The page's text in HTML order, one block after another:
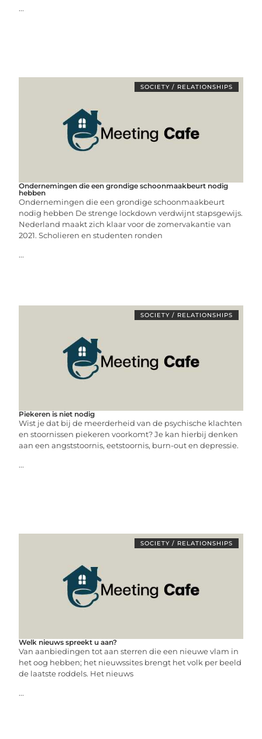
...
SOCIETY / RELATIONSHIPS
Ondernemingen die een grondige schoonmaakbeurt nodig
hebben
Ondernemingen die een grondige schoonmaakbeurt
nodig hebben De strenge lockdown verdwijnt stapsgewijs.
Nederland maakt zich klaar voor de zomervakantie van
2021. Scholieren en studenten ronden
...
SOCIETY / RELATIONSHIPS
Piekeren is niet nodig
Wist je dat bij de meerderheid van de psychische klachten
en stoornissen piekeren voorkomt? Je kan hierbij denken
aan een angststoornis, eetstoornis, burn-out en depressie.
...
SOCIETY / RELATIONSHIPS
Welk nieuws spreekt u aan?
Van aanbiedingen tot aan sterren die een nieuwe vlam in
het oog hebben; het nieuwssites brengt het volk per beeld
de laatste roddels. Het nieuws
...